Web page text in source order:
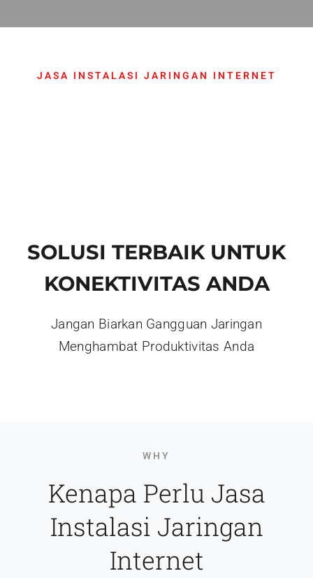
JASA INSTALASI JARINGAN INTERNET
SOLUSI TERBAIK UNTUK
KONEKTIVITAS ANDA
Jangan Biarkan Gangguan Jaringan
Menghambat Produktivitas Anda
WHY
Kenapa Perlu Jasa
Instalasi Jaringan
Internet